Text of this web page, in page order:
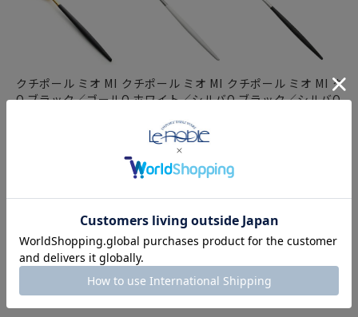
クチポール ミオ MI
O ブラック／ゴール
クチポール ミオ MI
O ホワイト／シルバ
ン 21cm マット仕
2,178(税込)
クチポール ミオ MI
O ブラック／シルバ
¥
ク
O
POPULAR BRAND
人気ブランド